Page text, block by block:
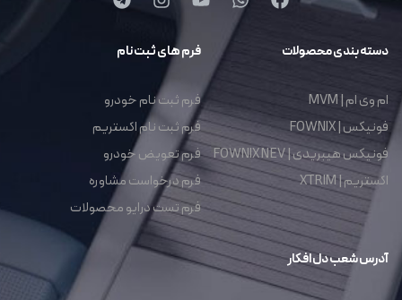
دسته بندی محصولات
ام وی ام | MVM
فونیکس | FOWNIX
فونیکس هیبریدی | FOWNIX NEV
اکستریم | XTRIM
فرم های ثبت نام
فرم ثبت نام خودرو
فرم ثبت نام اکستریم
فرم تعویض خودرو
فرم درخواست مشاوره
فرم تست درایو محصولات
آدرس شعب دل افکار